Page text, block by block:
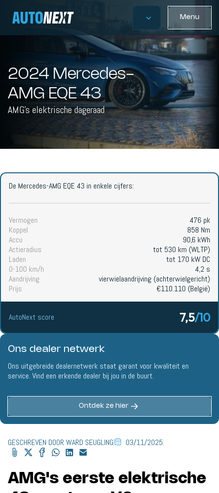
Menu
2024 Mercedes-
AMG EQE 43
AMG's elektrische dageraad
De Mercedes-AMG EQE 43 in enkele cijfers:
Vermogen
476 pk
Koppel
858 Nm
Accu
90,6 kWh
Actieradius
tot 530 km (WLTP)
Laden
tot 170 kW DC
0-100 km/h
4,2 s
Aandrijving
vierwielaandrijving (achterwielgericht)
Prijs
€110.110 (België)
AutoNext score 7,5/10
Ons dealer netwerk
Ons uitgebreide dealernetwerk staat garant voor kwaliteit en
service. Vind een erkende dealer bij jou in de buurt.
Ontdek ze hier
GESCHREVEN DOOR WARD SEUGLING 03/11/2025
AMG's eerste elektrische